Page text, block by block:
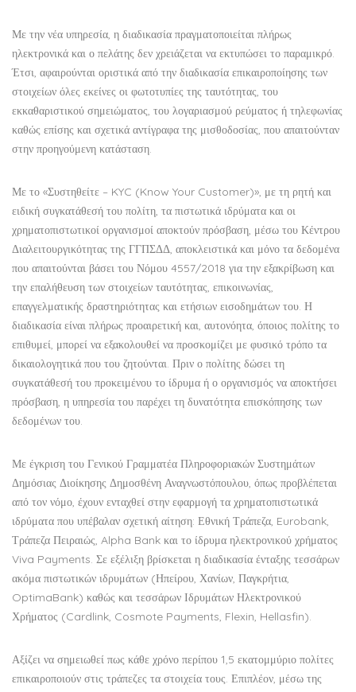
Με την νέα υπηρεσία, η διαδικασία πραγματοποιείται πλήρως
ηλεκτρονικά και ο πελάτης δεν χρειάζεται να εκτυπώσει το παραμικρό.
Έτσι, αφαιρούνται οριστικά από την διαδικασία επικαιροποίησης των
στοιχείων όλες εκείνες οι φωτοτυπίες της ταυτότητας, του
εκκαθαριστικού σημειώματος, του λογαριασμού ρεύματος ή τηλεφωνίας
καθώς επίσης και σχετικά αντίγραφα της μισθοδοσίας, που απαιτούνταν
στην προηγούμενη κατάσταση.
Με το «Συστηθείτε – KYC (Know Your Customer)», με τη ρητή και
ειδική συγκατάθεσή του πολίτη, τα πιστωτικά ιδρύματα και οι
χρηματοπιστωτικοί οργανισμοί αποκτούν πρόσβαση, μέσω του Κέντρου
Διαλειτουργικότητας της ΓΓΠΣΔΔ, αποκλειστικά και μόνο τα δεδομένα
που απαιτούνται βάσει του Νόμου 4557/2018 για την εξακρίβωση και
την επαλήθευση των στοιχείων ταυτότητας, επικοινωνίας,
επαγγελματικής δραστηριότητας και ετήσιων εισοδημάτων του. Η
διαδικασία είναι πλήρως προαιρετική και, αυτονόητα, όποιος πολίτης το
επιθυμεί, μπορεί να εξακολουθεί να προσκομίζει με φυσικό τρόπο τα
δικαιολογητικά που του ζητούνται. Πριν ο πολίτης δώσει τη
συγκατάθεσή του προκειμένου το ίδρυμα ή ο οργανισμός να αποκτήσει
πρόσβαση, η υπηρεσία του παρέχει τη δυνατότητα επισκόπησης των
δεδομένων του.
Με έγκριση του Γενικού Γραμματέα Πληροφοριακών Συστημάτων
Δημόσιας Διοίκησης Δημοσθένη Αναγνωστόπουλου, όπως προβλέπεται
από τον νόμο, έχουν ενταχθεί στην εφαρμογή τα χρηματοπιστωτικά
ιδρύματα που υπέβαλαν σχετική αίτηση: Εθνική Τράπεζα, Eurobank,
Τράπεζα Πειραιώς, Alpha Bank και το ίδρυμα ηλεκτρονικού χρήματος
Viva Payments. Σε εξέλιξη βρίσκεται η διαδικασία ένταξης τεσσάρων
ακόμα πιστωτικών ιδρυμάτων (Ηπείρου, Χανίων, Παγκρήτια,
OptimaBank) καθώς και τεσσάρων Ιδρυμάτων Ηλεκτρονικού
Χρήματος (Cardlink, Cosmote Payments, Flexin, Hellasfin).
Αξίζει να σημειωθεί πως κάθε χρόνο περίπου 1,5 εκατομμύριο πολίτες
επικαιροποιούν στις τράπεζες τα στοιχεία τους. Επιπλέον, μέσω της